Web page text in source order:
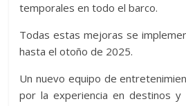
temporales en todo el barco.
Todas estas mejoras se
hasta el otoño de 2025.
Un nuevo equipo de
por la experiencia en destinos y